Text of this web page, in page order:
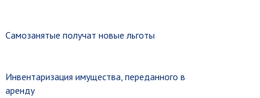
Самозанятые получат новые льготы
Инвентаризация имущества, переданного в
аренду